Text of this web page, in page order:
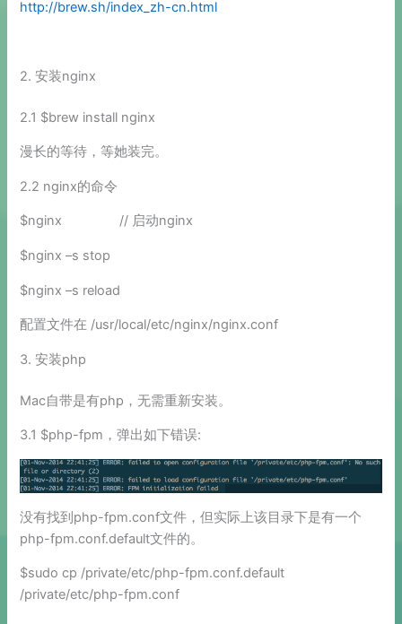
http://brew.sh/index_zh-cn.html
2. 安装nginx
2.1 $brew install nginx
漫长的等待，等她装完。
2.2 nginx的命令
$nginx // 启动nginx
$nginx –s stop
$nginx –s reload
配置文件在 /usr/local/etc/nginx/nginx.conf
3. 安装php
Mac自带是有php，无需重新安装。
3.1 $php-fpm，弹出如下错误:
没有找到php-fpm.conf文件，但实际上该目录下是有一个
php-fpm.conf.default文件的。
$sudo cp /private/etc/php-fpm.conf.default
/private/etc/php-fpm.conf